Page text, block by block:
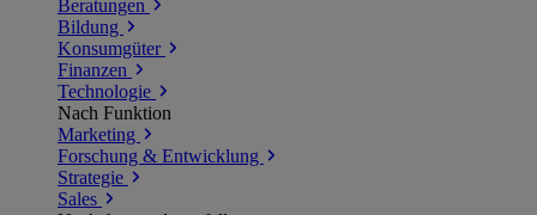
Beratungen
Bildung
Konsumgüter
Finanzen
Technologie
Nach Funktion
Marketing
Forschung & Entwicklung
Strategie
Sales